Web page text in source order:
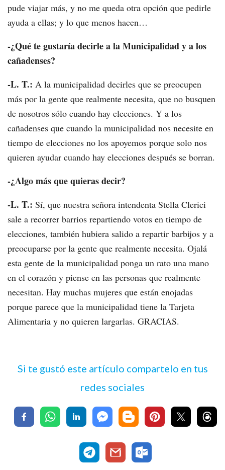
pude viajar más, y no me queda otra opción que pedirle
ayuda a ellas; y lo que menos hacen…
-¿Qué te gustaría decirle a la Municipalidad y a los
cañadenses?
-L. T.: A la municipalidad decirles que se preocupen
más por la gente que realmente necesita, que no busquen
de nosotros sólo cuando hay elecciones. Y a los
cañadenses que cuando la municipalidad nos necesite en
tiempo de elecciones no los apoyemos porque solo nos
quieren ayudar cuando hay elecciones después se borran.
-¿Algo más que quieras decir?
-L. T.: Sí, que nuestra señora intendenta Stella Clerici
sale a recorrer barrios repartiendo votos en tiempo de
elecciones, también hubiera salido a repartir barbijos y a
preocuparse por la gente que realmente necesita. Ojalá
esta gente de la municipalidad ponga un rato una mano
en el corazón y piense en las personas que realmente
necesitan. Hay muchas mujeres que están enojadas
porque parece que la municipalidad tiene la Tarjeta
Alimentaria y no quieren largarlas. GRACIAS.
Si te gustó este artículo compartelo en tus
redes sociales